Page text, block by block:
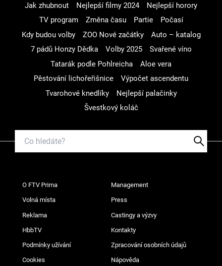
Jak zhubnout Nejlepší filmy 2024
Nejlepší horory
TV program
Změna času Partie
Počasí
Kdy budou volby
ZOO Nové začátky
Auto – katalog
7 pádů Honzy Dědka
Volby 2025
Svařené víno
Tatarák podle Pohlreicha
Aloe vera
Pěstování lichořeřišnice
Výpočet ascendentu
Tvarohové knedlíky
Nejlepší palačinky
Švestkový koláč
O FTV Prima Management
Volná místa Press
Reklama Castingy a výzvy
HbbTV Kontakty
Podmínky užívání Zpracování osobních údajů
Cookies Nápověda